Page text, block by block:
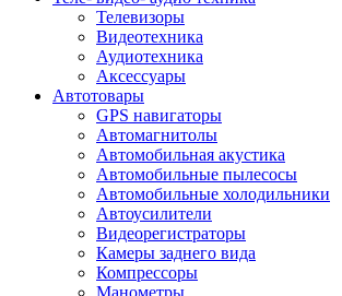
Телевизоры
Видеотехника
Аудиотехника
Аксессуары
Автотовары
GPS навигаторы
Автомагнитолы
Автомобильная акустика
Автомобильные пылесосы
Автомобильные холодильники
Автоусилители
Видеорегистраторы
Камеры заднего вида
Компрессоры
Манометры